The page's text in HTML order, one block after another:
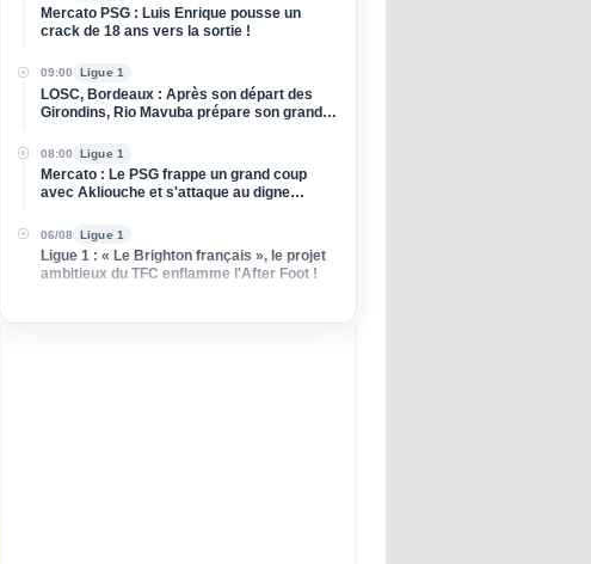
Mercato PSG : Luis Enrique pousse un
crack de 18 ans vers la sortie !
09:00 Ligue 1
LOSC, Bordeaux : Après son départ des
Girondins, Rio Mavuba prépare son grand
08:00 Ligue 1
Mercato : Le PSG frappe un grand coup
avec Akliouche et s'attaque au digne
06/08 Ligue 1
Ligue 1 : « Le Brighton français », le projet
ambitieux du TFC enflamme l'After Foot !